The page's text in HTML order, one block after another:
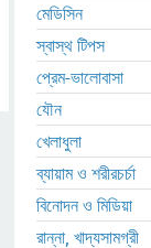
মেডিসিন
স্বাস্থ টিপস
প্রেম-ভালোবাসা
যৌন
খেলাধুলা
ব্যায়াম ও শরীরচর্চা
বিনোদন ও মিডিয়া
রান্না, খাদ্যসামগ্রী